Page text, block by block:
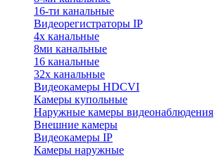
16-ти канальные
Видеорегистраторы IP
4х канальные
8ми канальные
16 канальные
32x канальные
Видеокамеры HDCVI
Камеры купольные
Наружные камеры видеонаблюдения
Внешние камеры
Видеокамеры IP
Камеры наружные